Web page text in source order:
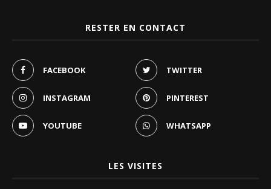
RESTER EN CONTACT
FACEBOOK TWITTER
INSTAGRAM PINTEREST
YOUTUBE WHATSAPP
LES VISITES